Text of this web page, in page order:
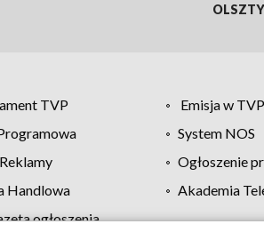
TVP Emisja w TVP
System NOS
Ogłoszenie
Handlowa
Akademia
ogłoszenia